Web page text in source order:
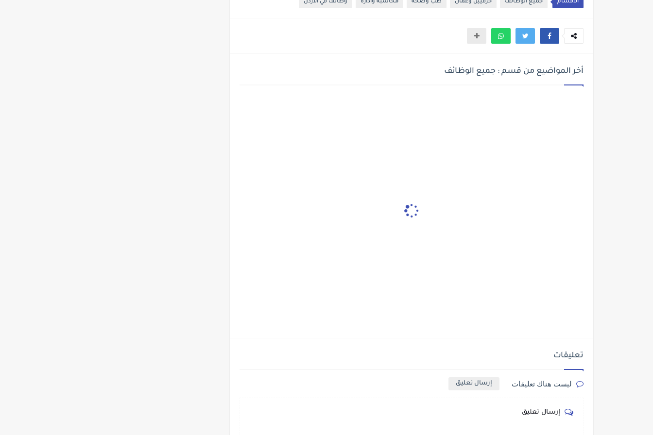
الأقسام جميع الوظائف حرفيين وعمال طب وصحة محاسبة وادارة وظائف في الاردن
أخر المواضيع من قسم : جميع الوظائف
تعليقات
ليست هناك تعليقات إرسال تعليق
إرسال تعليق